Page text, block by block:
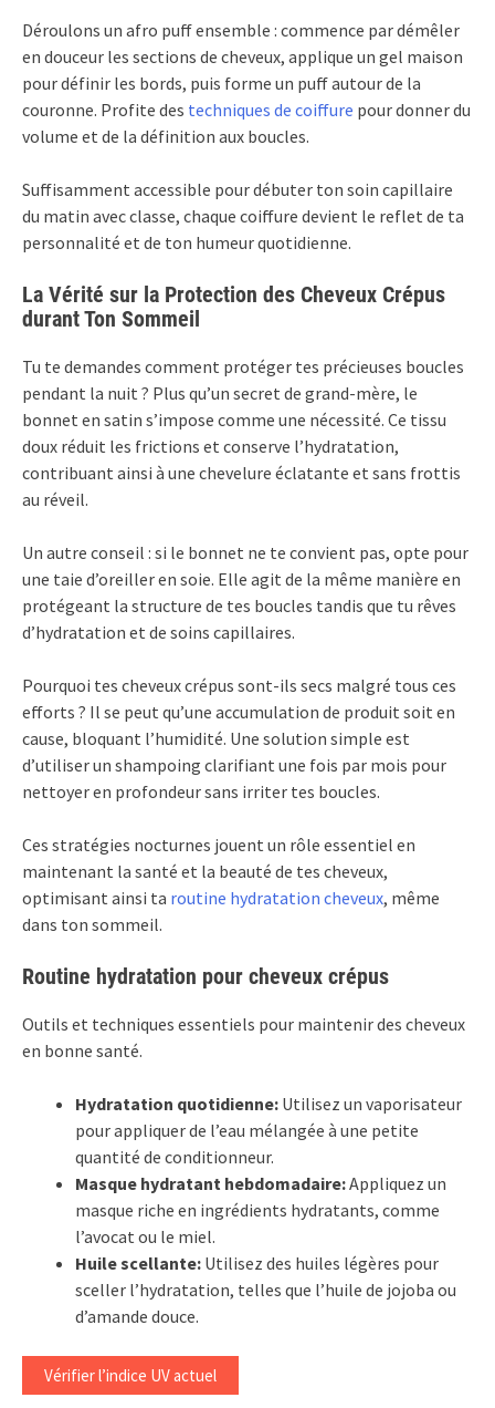
Déroulons un afro puff ensemble : commence par démêler
en douceur les sections de cheveux, applique un gel maison
pour définir les bords, puis forme un puff autour de la
couronne. Profite des techniques de coiffure pour donner du
volume et de la définition aux boucles.
Suffisamment accessible pour débuter ton soin capillaire
du matin avec classe, chaque coiffure devient le reflet de ta
personnalité et de ton humeur quotidienne.
La Vérité sur la Protection des Cheveux Crépus
durant Ton Sommeil
Tu te demandes comment protéger tes précieuses boucles
pendant la nuit ? Plus qu’un secret de grand-mère, le
bonnet en satin s’impose comme une nécessité. Ce tissu
doux réduit les frictions et conserve l’hydratation,
contribuant ainsi à une chevelure éclatante et sans frottis
au réveil.
Un autre conseil : si le bonnet ne te convient pas, opte pour
une taie d’oreiller en soie. Elle agit de la même manière en
protégeant la structure de tes boucles tandis que tu rêves
d’hydratation et de soins capillaires.
Pourquoi tes cheveux crépus sont-ils secs malgré tous ces
efforts ? Il se peut qu’une accumulation de produit soit en
cause, bloquant l’humidité. Une solution simple est
d’utiliser un shampoing clarifiant une fois par mois pour
nettoyer en profondeur sans irriter tes boucles.
Ces stratégies nocturnes jouent un rôle essentiel en
maintenant la santé et la beauté de tes cheveux,
optimisant ainsi ta routine hydratation cheveux, même
dans ton sommeil.
Routine hydratation pour cheveux crépus
Outils et techniques essentiels pour maintenir des cheveux
en bonne santé.
Hydratation quotidienne: Utilisez un vaporisateur
pour appliquer de l’eau mélangée à une petite
quantité de conditionneur.
Masque hydratant hebdomadaire:Appliquez un
masque riche en ingrédients hydratants, comme
l’avocat ou le miel.
Huile scellante: Utilisez des huiles légères pour
sceller l’hydratation, telles que l’huile de jojoba ou
d’amande douce.
Vérifier l’indice UV actuel